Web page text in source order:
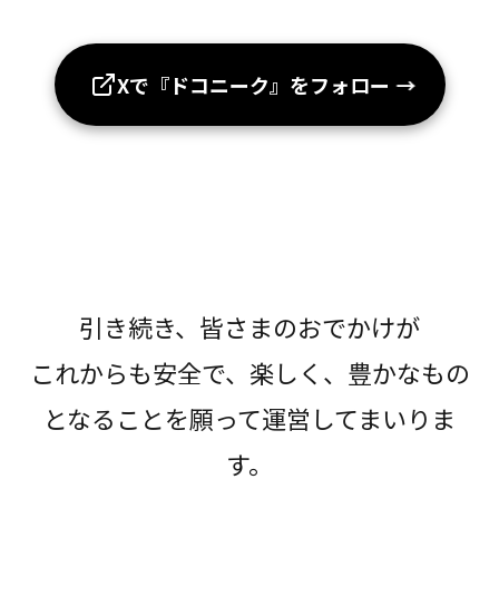
Xで『ドコニーク』をフォロー →
引き続き、皆さまのおでかけが
これからも安全で、楽しく、豊かなもの
となることを願って運営してまいりま
す。